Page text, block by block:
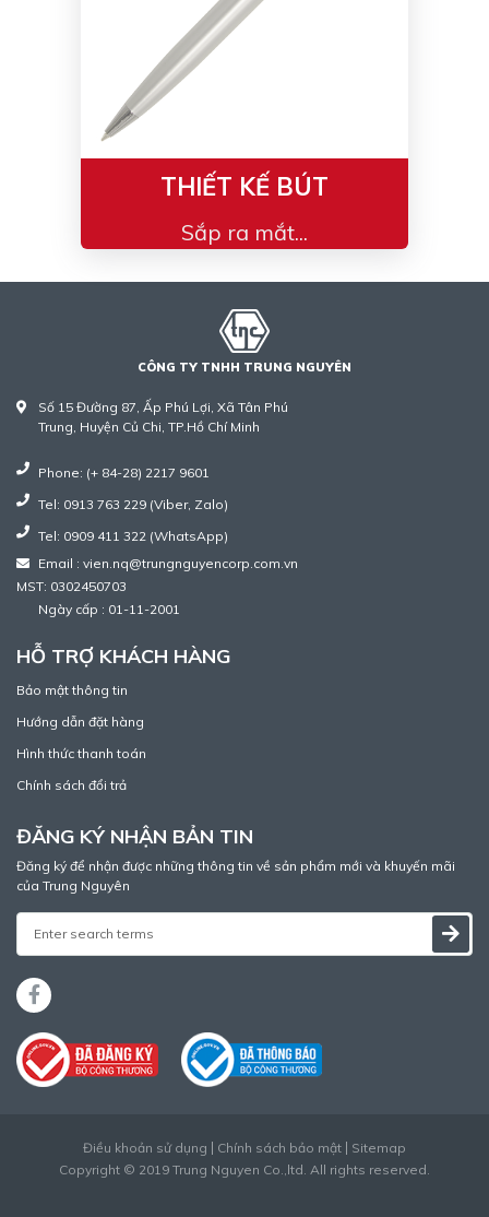
THIẾT KẾ BÚT
Sắp ra mắt...
CÔNG TY TNHH TRUNG NGUYÊN
Số 15 Đường 87, Ấp Phú Lợi, Xã Tân Phú
Trung, Huyện Củ Chi, TP.Hồ Chí Minh
Phone: (+ 84-28) 2217 9601
Tel: 0913 763 229 (Viber, Zalo)
Tel: 0909 411 322 (WhatsApp)
Email : vien.nq@trungnguyencorp.com.vn
MST: 0302450703
Ngày cấp : 01-11-2001
HỖ TRỢ KHÁCH HÀNG
Bảo mật thông tin
Hướng dẫn đặt hàng
Hình thức thanh toán
Chính sách đổi trả
ĐĂNG KÝ NHẬN BẢN TIN
Đăng ký để nhận được những thông tin về sản phẩm mới và khuyến mãi
của Trung Nguyên
Điều khoản sử dụng Chính sách bảo mật
Sitemap
Copyright © 2019 Trung Nguyen Co.,ltd. All rights reserved.